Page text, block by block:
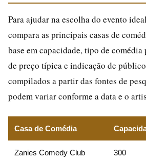
Para ajudar na escolha do evento
compara as principais casas de
base em capacidade, tipo de
de preço típica e indicação de
compilados a partir das fontes de
podem variar conforme a data e o
Casa de Comédia
Zanies Comedy Club 300